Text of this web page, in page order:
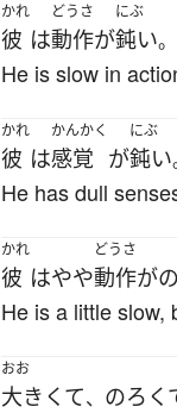
かれ
彼 は
どうさ
動作が
にぶ
鈍い。
He is slow in
かれ
彼 は
かんかく
感覚 が
にぶ
鈍い
He has dull
かれ
彼 はやや
どうさ
動作が
He is a little slow,
おお
大きくて、 のろく